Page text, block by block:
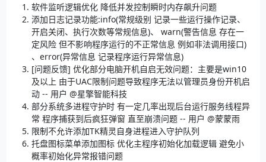
软件监听逻辑优化 降低并发控制瞬时内存飙升问题
添加日志记录功能:info(常规级别 记录一些运行操作记录、
开启关闭、执行次数等常规信息)、 warn(警告信息 存在一
定风险 但不影响程序运行的不正常信息 例如非法调用接口)
、error(异常信息 记录程序运行异常信息)
[问题反馈] 优化部分电脑开机自启无效问题：主要是win10
及以上 由于UAC限制问题导致程序无法以管理员身份开机启
动 -- 用户 @星擎智能科技
部分系统多进程守护时 有一定几率出现后台运行服务线程异
常 程序捕获到后疯狂弹窗 直至崩溃问题 -- 用户 @蒙蒙雨
限制不允许添加TK精灵自身进程进入守护队列
托盘图标菜单添加图标 优化主程序初始化加载逻辑 避免小
概率初始化异常报错问题